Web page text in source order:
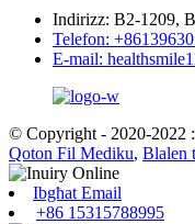
Indirizz: B2-1209,
Telefon:
E-mail:
© Copyright - 2020-2022
Qoton Fil Mediku, Blalen
Ibgħat Email
+86 15315788995